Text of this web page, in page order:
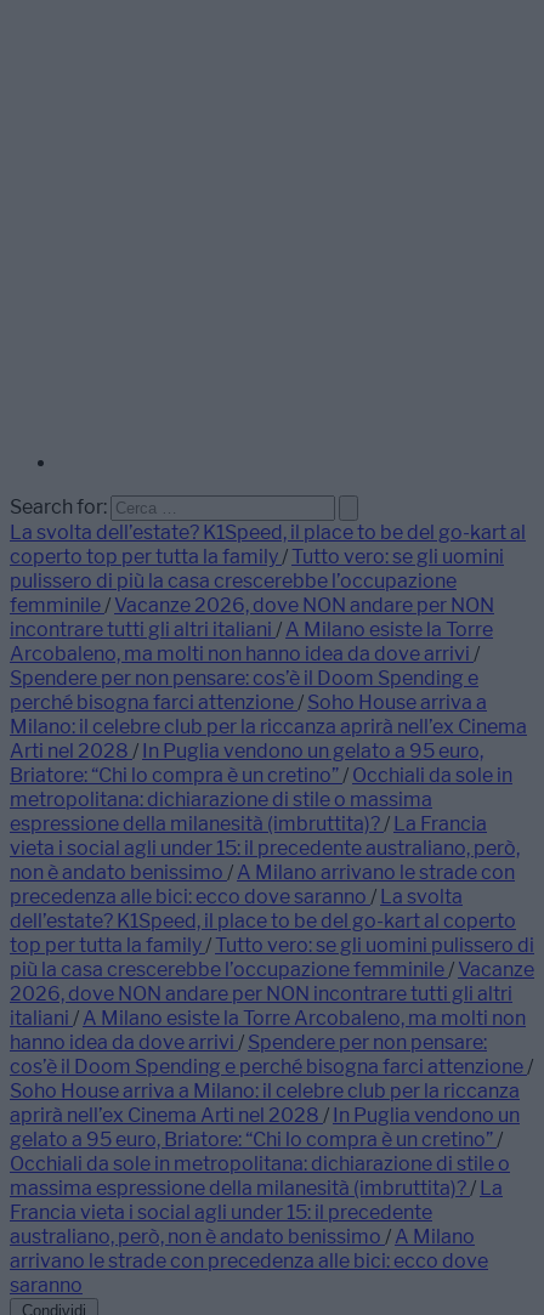
Search for:
La svolta dell’estate? K1Speed, il place to be del go-kart al
coperto top per tutta la family/ Tutto vero: se gli uomini
pulissero di più la casa crescerebbe l’occupazione
femminile/ Vacanze 2026, dove NON andare per NON
incontrare tutti gli altri italiani / A Milano esiste la Torre
Arcobaleno, ma molti non hanno idea da dove arrivi /
Spendere per non pensare: cos’è il Doom Spending e
perché bisogna farci attenzione/ Soho House arriva a
Milano: il celebre club per la riccanza aprirà nell’ex Cinema
Arti nel 2028 / In Puglia vendono un gelato a 95 euro,
Briatore: “Chi lo compra è un cretino”/ Occhiali da sole in
metropolitana: dichiarazione di stile o massima
espressione della milanesità (imbruttita)?/ La Francia
vieta i social agli under 15: il precedente australiano, però,
non è andato benissimo / A Milano arrivano le strade con
precedenza alle bici: ecco dove saranno / La svolta
dell’estate? K1Speed, il place to be del go-kart al coperto
top per tutta la family/ Tutto vero: se gli uomini pulissero di
più la casa crescerebbe l’occupazione femminile/ Vacanze
2026, dove NON andare per NON incontrare tutti gli altri
italiani / A Milano esiste la Torre Arcobaleno, ma molti non
hanno idea da dove arrivi / Spendere per non pensare:
cos’è il Doom Spending e perché bisogna farci attenzione/
Soho House arriva a Milano: il celebre club per la riccanza
aprirà nell’ex Cinema Arti nel 2028 / In Puglia vendono un
gelato a 95 euro, Briatore: “Chi lo compra è un cretino”/
Occhiali da sole in metropolitana: dichiarazione di stile o
massima espressione della milanesità (imbruttita)?/ La
Francia vieta i social agli under 15: il precedente
australiano, però, non è andato benissimo / A Milano
arrivano le strade con precedenza alle bici: ecco dove
saranno
Condividi